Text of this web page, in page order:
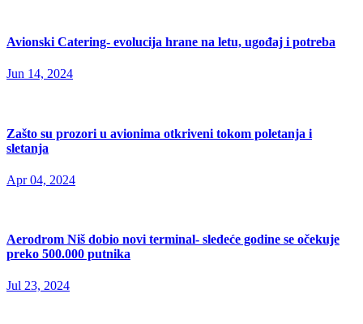
Avionski Catering- evolucija hrane na letu, ugođaj i potreba
Jun 14, 2024
Zašto su prozori u avionima otkriveni tokom poletanja i
sletanja
Apr 04, 2024
Aerodrom Niš dobio novi terminal- sledeće godine se očekuje
preko 500.000 putnika
Jul 23, 2024